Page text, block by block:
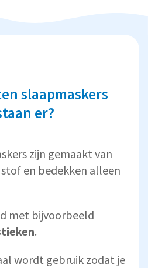
slaapmaskers
er?
zijn gemaakt van
en bedekken alleen
met bijvoorbeeld
.
wordt gebruik zodat je